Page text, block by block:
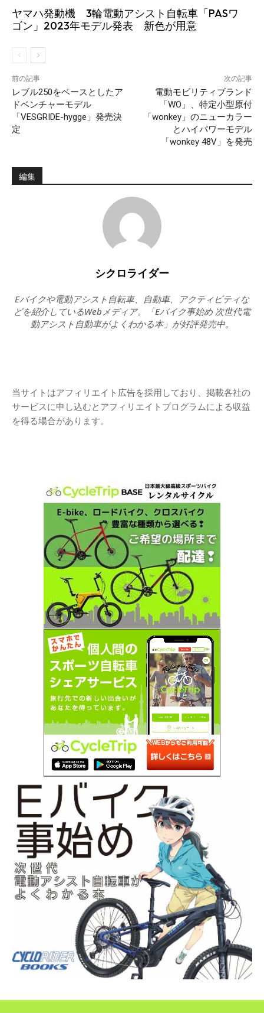
ヤマハ発動機 3輪電動アシスト自転車「PASワ
ゴン」2023年モデル発表 新色が用意
前の記事
レブル250をベースとしたア
ドベンチャーモデル
「VESGRIDE-hygge」発売決
定
次の記事
電動モビリティブランド
「WO」、特定小型原付
「wonkey」のニューカラー
とハイパワーモデル
「wonkey 48V」を発売
編集
シクロライダー
Eバイクや電動アシスト自転車、自動車、アクティビティな
どを紹介しているWebメディア。「Eバイク事始め 次世代電
動アシスト自動車がよくわかる本」が好評発売中。
当サイトはアフィリエイト広告を採用しており、掲載各社の
サービスに申し込むとアフィリエイトプログラムによる収益
を得る場合があります。